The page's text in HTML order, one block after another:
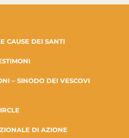
CAUSE DEI SANTI
– SINODO DEI VESCOVI
DI AZIONE